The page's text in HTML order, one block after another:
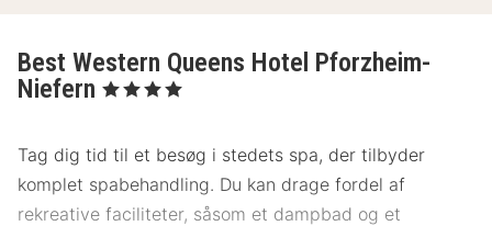
Best Western Queens Hotel Pforzheim-
Niefern , 4 Stjerner
Tag dig tid til et besøg i stedets spa, der tilbyder
komplet spabehandling. Du kan drage fordel af
rekreative faciliteter, såsom et dampbad og et